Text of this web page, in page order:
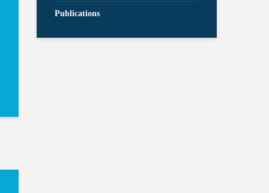
Publications